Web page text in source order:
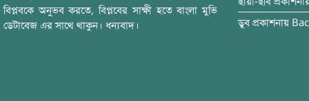
বিপ্লবকে অনুভব করতে, বিপ্লবের সাক্ষী হতে বাংলা মুভি
ডেটাবেজ এর সাথে থাকুন। ধন্যবাদ।
ডুব প্রকাশনায়